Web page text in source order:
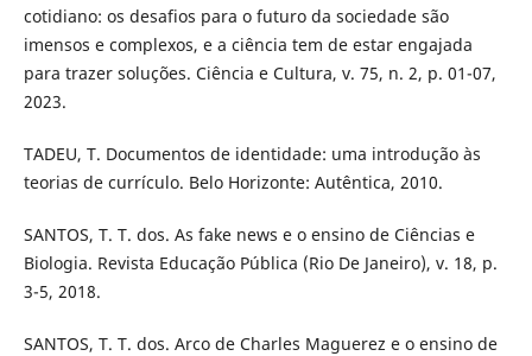
cotidiano: os desafios para o futuro da sociedade são
imensos e complexos, e a ciência tem de estar engajada
para trazer soluções. Ciência e Cultura, v. 75, n. 2, p. 01-07,
2023.
TADEU, T. Documentos de identidade: uma introdução às
teorias de currículo. Belo Horizonte: Autêntica, 2010.
SANTOS, T. T. dos. As fake news e o ensino de Ciências e
Biologia. Revista Educação Pública (Rio De Janeiro), v. 18, p.
3-5, 2018.
SANTOS, T. T. dos. Arco de Charles Maguerez e o ensino de